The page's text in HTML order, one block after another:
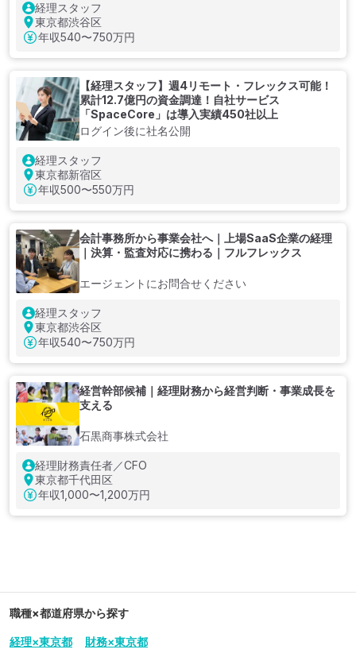
経理スタッフ
東京都渋谷区
年収540〜750万円
【経理スタッフ】週4リモート・フレックス可能！
累計12.7億円の資金調達！自社サービス
「SpaceCore」は導入実績450社以上
ログイン後に社名公開
経理スタッフ
東京都新宿区
年収500〜550万円
会計事務所から事業会社へ｜上場SaaS企業の経理
｜決算・監査対応に携わる｜フルフレックス
エージェントにお問合せください
経理スタッフ
東京都渋谷区
年収540〜750万円
経営幹部候補｜経理財務から経営判断・事業成長を
支える
石黒商事株式会社
経理財務責任者／CFO
東京都千代田区
年収1,000〜1,200万円
職種×都道府県から探す
経理×東京都 財務×東京都